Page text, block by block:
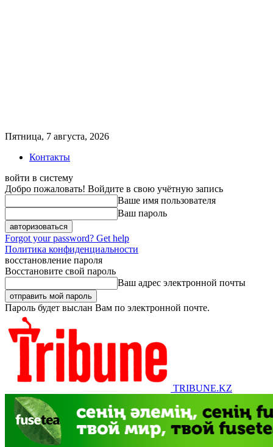
Пятница, 7 августа, 2026
Контакты
войти в систему
Добро пожаловать! Войдите в свою учётную запись
Ваше имя пользователя
Ваш пароль
Forgot your password? Get help
Политика конфиденциальности
восстановление пароля
Восстановите свой пароль
Ваш адрес электронной почты
Пароль будет выслан Вам по электронной почте.
TRIBUNE.KZ